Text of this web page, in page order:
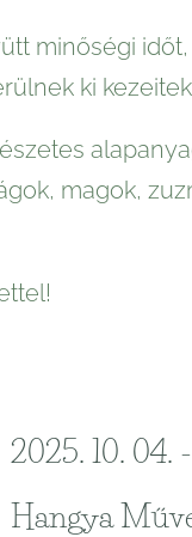
minőségi
ki
magok,
2025. 10. 04.
Hangya